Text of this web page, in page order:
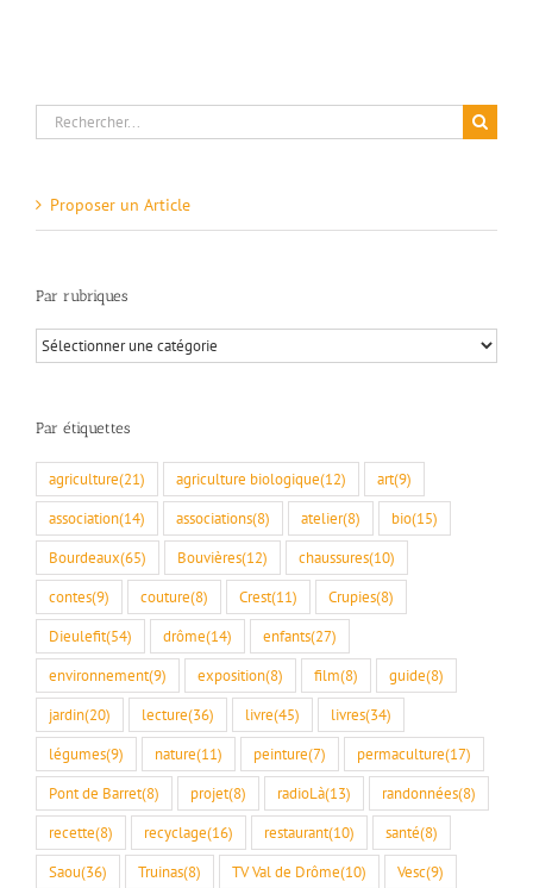
Rechercher:
Proposer un Article
Par rubriques
Par
rubriques
Par étiquettes
agriculture(21) agriculture biologique(12) art(9)
association(14) associations(8) atelier(8) bio(15)
Bourdeaux(65) Bouvières(12) chaussures(10)
contes(9) couture(8) Crest(11) Crupies(8)
Dieulefit(54) drôme(14) enfants(27)
environnement(9) exposition(8) film(8) guide(8)
jardin(20) lecture(36) livre(45) livres(34)
légumes(9) nature(11) peinture(7) permaculture(17)
Pont de Barret(8) projet(8) radioLà(13) randonnées(8)
recette(8) recyclage(16) restaurant(10) santé(8)
Saou(36) Truinas(8) TV Val de Drôme(10) Vesc(9)